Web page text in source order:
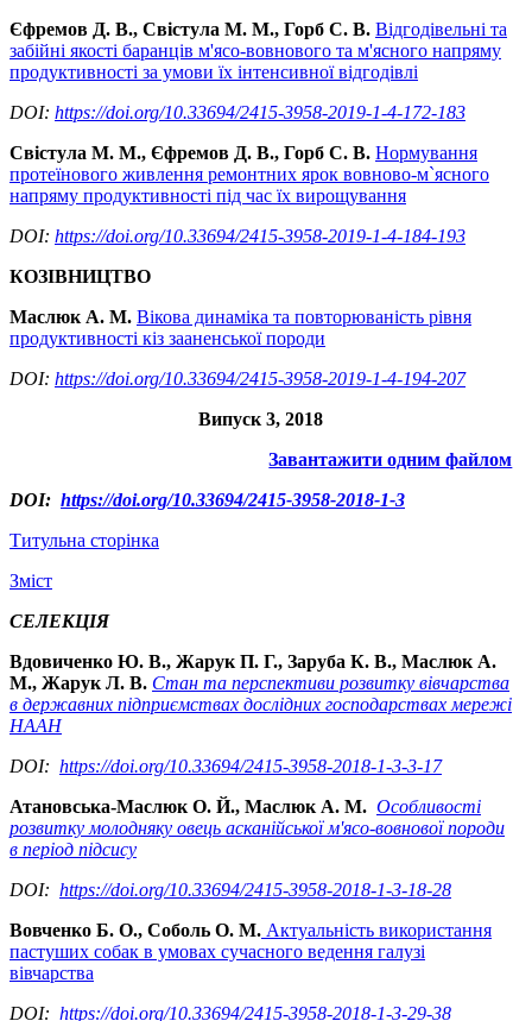
Єфремов Д. В., Свістула М. М., Горб С. В. Відгодівельні та
забійні якості баранців м'ясо-вовнового та м'ясного напряму
продуктивності за умови їх інтенсивної відгодівлі
DOI: https://doi.org/10.33694/2415-3958-2019-1-4-172-183
Свістула М. М., Єфремов Д. В., Горб С. В. Нормування
протеїнового живлення ремонтних ярок вовново-м`ясного
напряму продуктивності під час їх вирощування
DOI: https://doi.org/10.33694/2415-3958-2019-1-4-184-193
КОЗІВНИЦТВО
Маслюк А. М. Вікова динаміка та повторюваність рівня
продуктивності кіз зааненської породи
DOI: https://doi.org/10.33694/2415-3958-2019-1-4-194-207
Випуск 3, 2018
Завантажити одним файлом
DOI: https://doi.org/10.33694/2415-3958-2018-1-3
Титульна сторінка
Зміст
СЕЛЕКЦІЯ
Вдовиченко Ю. В., Жарук П. Г., Заруба К. В., Маслюк А.
М., Жарук Л. В. Стан та перспективи розвитку вівчарства
в державних підприємствах дослідних господарствах мережі
НААН
DOI: https://doi.org/10.33694/2415-3958-2018-1-3-3-17
Атановська-Маслюк О. Й., Маслюк А. М. Особливості
розвитку молодняку овець асканійської м'ясо-вовнової породи
в період підсису
DOI: https://doi.org/10.33694/2415-3958-2018-1-3-18-28
Вовченко Б. О., Соболь О. М. Актуальність використання
пастуших собак в умовах сучасного ведення галузі
вівчарства
DOI: https://doi.org/10.33694/2415-3958-2018-1-3-29-38